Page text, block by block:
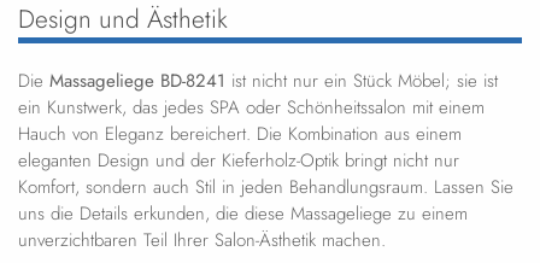
Design und Ästhetik
Die Massageliege BD-8241 ist nicht nur ein Stück Möbel; sie ist
ein Kunstwerk, das jedes SPA oder Schönheitssalon mit einem
Hauch von Eleganz bereichert. Die Kombination aus einem
eleganten Design und der Kieferholz-Optik bringt nicht nur
Komfort, sondern auch Stil in jeden Behandlungsraum. Lassen Sie
uns die Details erkunden, die diese Massageliege zu einem
unverzichtbaren Teil Ihrer Salon-Ästhetik machen.